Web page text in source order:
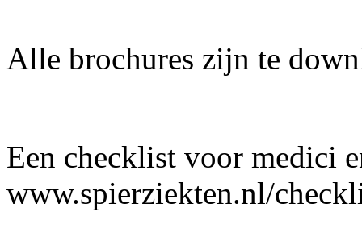
Alle brochures zijn te
Een checklist voor medici
www.spierziekten.nl/